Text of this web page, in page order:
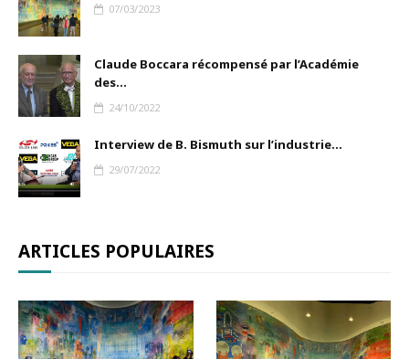
07/03/2023
Claude Boccara récompensé par l’Académie
des...
24/10/2022
Interview de B. Bismuth sur l’industrie...
29/07/2022
ARTICLES POPULAIRES